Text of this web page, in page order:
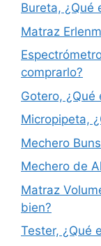
Bureta, ¿Qué
Matraz
comprarlo?
Gotero, ¿Qué
Micropipeta,
Mechero
Mechero de
Matraz
bien?
Tester, ¿Qué